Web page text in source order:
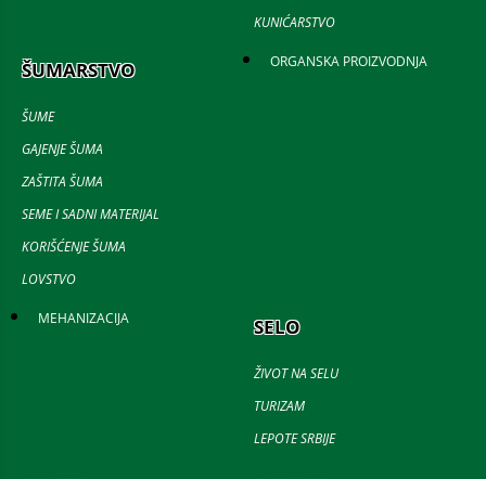
KUNIĆARSTVO
ŠUMARSTVO
ŠUME
GAJENJE ŠUMA
ZAŠTITA ŠUMA
SEME I SADNI MATERIJAL
KORIŠĆENJE ŠUMA
LOVSTVO
ORGANSKA PROIZVODNJA
MEHANIZACIJA SELO
ŽIVOT NA SELU
TURIZAM
LEPOTE SRBIJE